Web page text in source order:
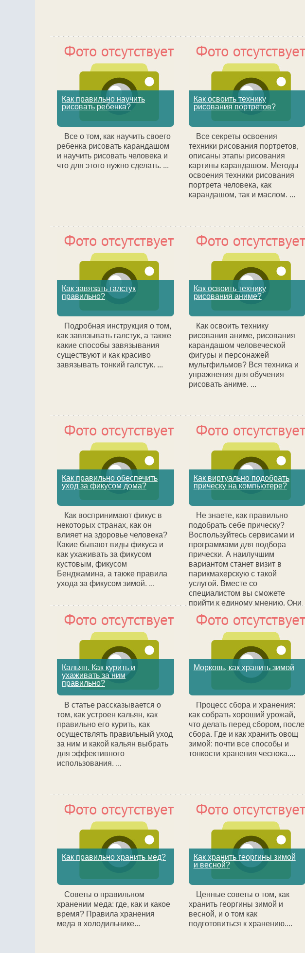
Как правильно научить
рисовать ребенка?
Все о том, как научить своего
ребенка рисовать карандашом
и научить рисовать человека и
что для этого нужно сделать. ...
Как освоить технику
рисования портретов?
Все секреты освоения
техники рисования портретов,
описаны этапы рисования
картины карандашом. Методы
освоения техники рисования
портрета человека, как
карандашом, так и маслом. ...
Как завязать галстук
правильно?
Подробная инструкция о том,
как завязывать галстук, а также
какие способы завязывания
существуют и как красиво
завязывать тонкий галстук. ...
Как освоить технику
рисования аниме?
Как освоить технику
рисования аниме, рисования
карандашом человеческой
фигуры и персонажей
мультфильмов? Вся техника и
упражнения для обучения
рисовать аниме. ...
Как правильно обеспечить
уход за фикусом дома?
Как воспринимают фикус в
некоторых странах, как он
влияет на здоровье человека?
Какие бывают виды фикуса и
как ухаживать за фикусом
кустовым, фикусом
Бенджамина, а также правила
ухода за фикусом зимой. ...
Как виртуально подобрать
прическу на компьютере?
Не знаете, как правильно
подобрать себе прическу?
Воспользуйтесь сервисами и
программами для подбора
прически. А наилучшим
вариантом станет визит в
парикмахерскую с такой
услугой. Вместе со
специалистом вы сможете
прийти к единому мнению. Они
помогут подобрать
оптимальную для вас прическу,
учитывая при этом ваш тип
волос и др. особенности. ...
Кальян. Как курить и
ухаживать за ним
правильно?
В статье рассказывается о
том, как устроен кальян, как
правильно его курить, как
осуществлять правильный уход
за ним и какой кальян выбрать
для эффективного
использования. ...
Морковь, как хранить зимой
Процесс сбора и хранения:
как собрать хороший урожай,
что делать перед сбором, после
сбора. Где и как хранить овощ
зимой: почти все способы и
тонкости хранения чеснока....
Как правильно хранить мед?
Советы о правильном
хранении меда: где, как и какое
время? Правила хранения
меда в холодильнике...
Как хранить георгины зимой
и весной?
Ценные советы о том, как
хранить георгины зимой и
весной, и о том как
подготовиться к хранению....